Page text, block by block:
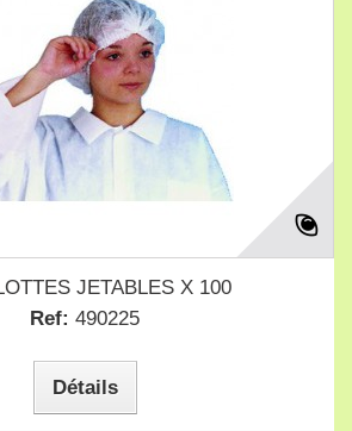
JETABLES X 100
Ref: 490225
Détails